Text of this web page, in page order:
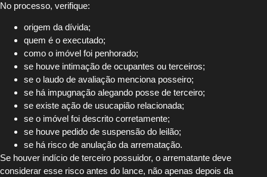
No processo, verifique:
origem da dívida;
quem é o executado;
como o imóvel foi penhorado;
se houve intimação de ocupantes ou terceiros;
se o laudo de avaliação menciona posseiro;
se há impugnação alegando posse de terceiro;
se existe ação de usucapião relacionada;
se o imóvel foi descrito corretamente;
se houve pedido de suspensão do leilão;
se há risco de anulação da arrematação.
Se houver indício de terceiro possuidor, o arrematante deve
considerar esse risco antes do lance, não apenas depois da